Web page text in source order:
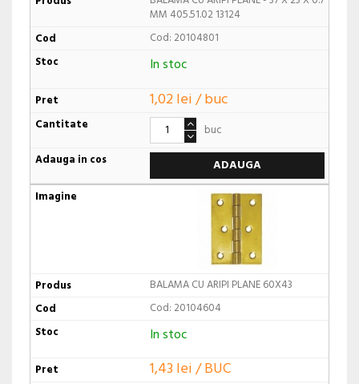
MM 405.51.02 13124
Cod: 20104801
In stoc
1,02 lei / buc
buc
ADAUGA
BALAMA CU ARIPI PLANE 60X43
Cod: 20104604
In stoc
1,43 lei / BUC